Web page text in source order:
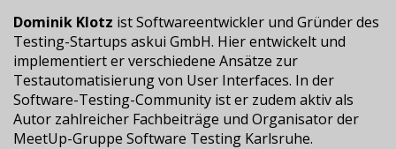
Dominik Klotz ist Softwareentwickler und Gründer des
Testing-Startups askui GmbH. Hier entwickelt und
implementiert er verschiedene Ansätze zur
Testautomatisierung von User Interfaces. In der
Software-Testing-Community ist er zudem aktiv als
Autor zahlreicher Fachbeiträge und Organisator der
MeetUp-Gruppe Software Testing Karlsruhe.